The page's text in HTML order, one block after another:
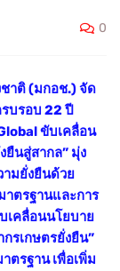
0
าติ (มกอช.) จัด
บรอบ 22 ปี
ขับเคลื่อน
ยืนสู่สากล” มุ่ง
ามยั่งยืนด้วย
าตรฐานและการ
เคลื่อนนโยบาย
รเกษตรยั่งยืน”
ตรฐาน เพื่อเพิ่ม